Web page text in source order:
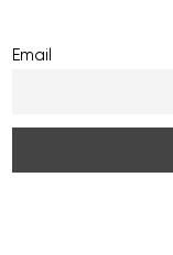
Email